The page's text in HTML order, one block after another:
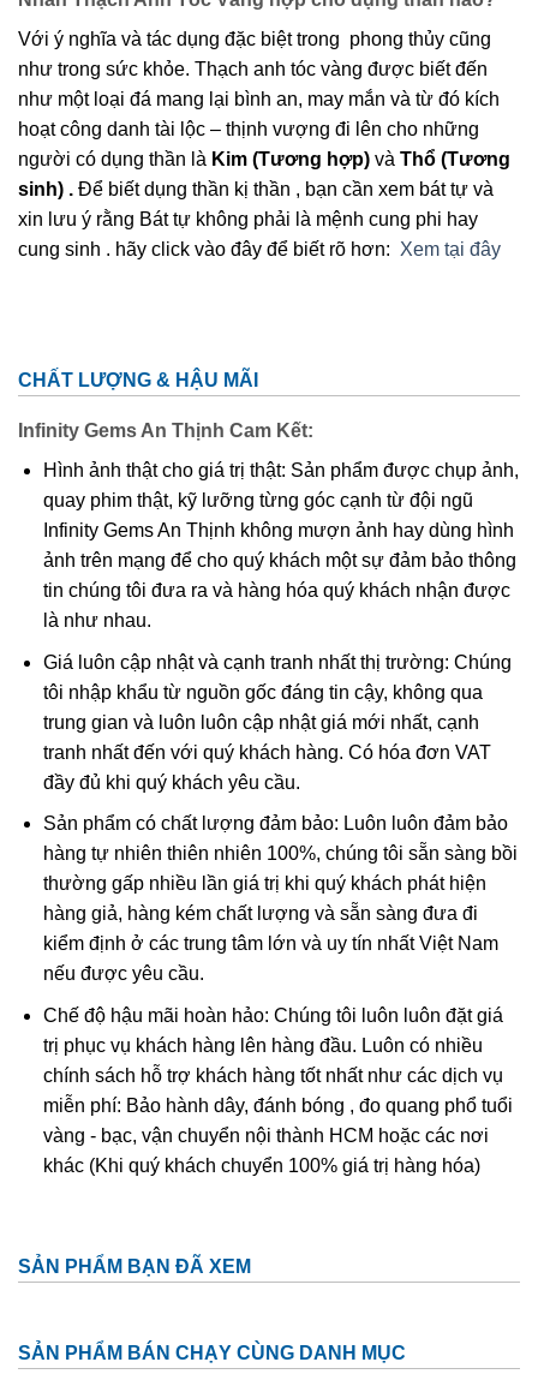
Với ý nghĩa và tác dụng đặc biệt trong phong thủy cũng
như trong sức khỏe. Thạch anh tóc vàng được biết đến
như một loại đá mang lại bình an, may mắn và từ đó kích
hoạt công danh tài lộc – thịnh vượng đi lên cho những
người có dụng thần là Kim (Tương hợp) và Thổ (Tương
sinh) . Để biết dụng thần kị thần , bạn cần xem bát tự và
xin lưu ý rằng Bát tự không phải là mệnh cung phi hay
cung sinh . hãy click vào đây để biết rõ hơn: Xem tại đây
CHẤT LƯỢNG & HẬU MÃI
Infinity Gems An Thịnh Cam Kết:
Hình ảnh thật cho giá trị thật: Sản phẩm được chụp ảnh,
quay phim thật, kỹ lưỡng từng góc cạnh từ đội ngũ
Infinity Gems An Thịnh không mượn ảnh hay dùng hình
ảnh trên mạng để cho quý khách một sự đảm bảo thông
tin chúng tôi đưa ra và hàng hóa quý khách nhận được
là như nhau.
Giá luôn cập nhật và cạnh tranh nhất thị trường: Chúng
tôi nhập khẩu từ nguồn gốc đáng tin cậy, không qua
trung gian và luôn luôn cập nhật giá mới nhất, cạnh
tranh nhất đến với quý khách hàng. Có hóa đơn VAT
đầy đủ khi quý khách yêu cầu.
Sản phẩm có chất lượng đảm bảo: Luôn luôn đảm bảo
hàng tự nhiên thiên nhiên 100%, chúng tôi sẵn sàng bồi
thường gấp nhiều lần giá trị khi quý khách phát hiện
hàng giả, hàng kém chất lượng và sẵn sàng đưa đi
kiểm định ở các trung tâm lớn và uy tín nhất Việt Nam
nếu được yêu cầu.
Chế độ hậu mãi hoàn hảo: Chúng tôi luôn luôn đặt giá
trị phục vụ khách hàng lên hàng đầu. Luôn có nhiều
chính sách hỗ trợ khách hàng tốt nhất như các dịch vụ
miễn phí: Bảo hành dây, đánh bóng , đo quang phổ tuổi
vàng - bạc, vận chuyển nội thành HCM hoặc các nơi
khác (Khi quý khách chuyển 100% giá trị hàng hóa)
SẢN PHẨM BẠN ĐÃ XEM
SẢN PHẨM BÁN CHẠY CÙNG DANH MỤC